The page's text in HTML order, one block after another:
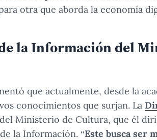
otra que aborda la economía
la Información del
que actualmente, desde la
conocimientos que surjan. La
Ministerio de Cultura, que él
la Información. “Este busca ser